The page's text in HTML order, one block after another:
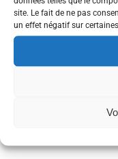
site. Le fait de ne pas
un effet négatif sur